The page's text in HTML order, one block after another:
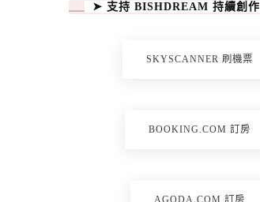
➤ 支持 BISHDREAM 持續創作
SKYSCANNER 刷機票
BOOKING.COM 訂房